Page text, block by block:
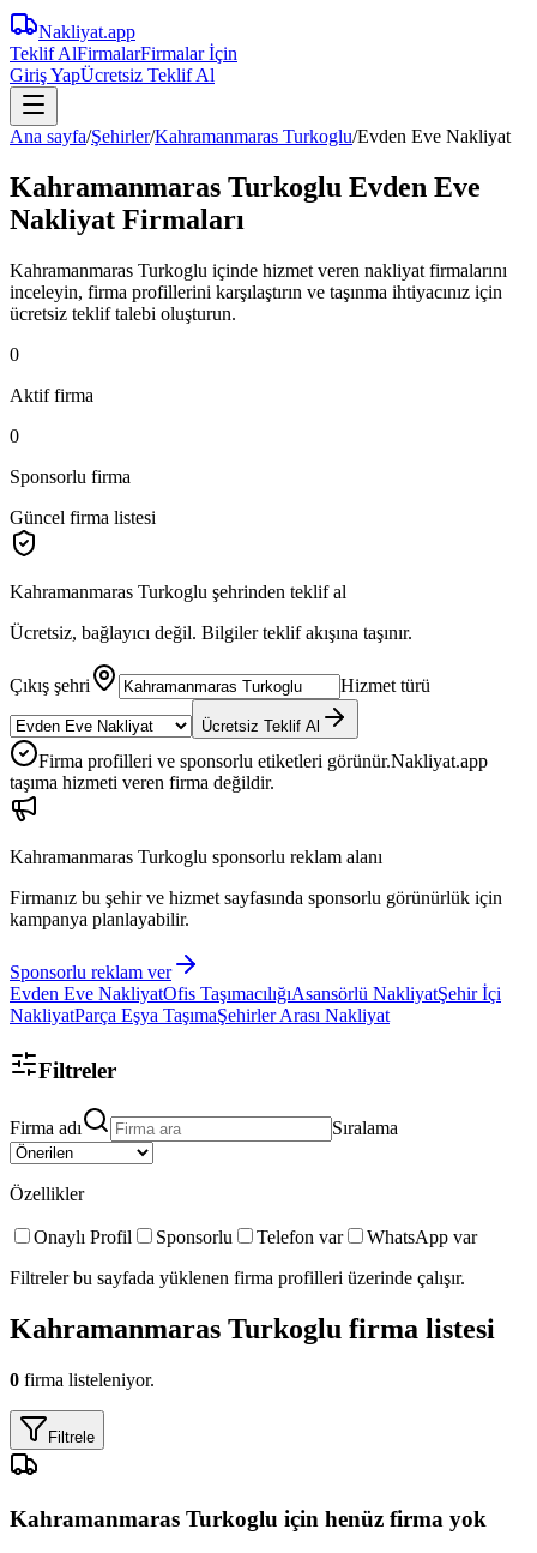
Nakliyat.app
Teklif AlFirmalarFirmalar İçin
Giriş YapÜcretsiz Teklif Al
Ana sayfa/Şehirler/Kahramanmaras Turkoglu/Evden Eve Nakliyat
Kahramanmaras Turkoglu Evden Eve
Nakliyat Firmaları
Kahramanmaras Turkoglu içinde hizmet veren nakliyat firmalarını
inceleyin, firma profillerini karşılaştırın ve taşınma ihtiyacınız için
ücretsiz teklif talebi oluşturun.
0
Aktif firma
0
Sponsorlu firma
Güncel firma listesi
Kahramanmaras Turkoglu şehrinden teklif al
Ücretsiz, bağlayıcı değil. Bilgiler teklif akışına taşınır.
Çıkış şehri Hizmet türü
Ücretsiz Teklif Al
Firma profilleri ve sponsorlu etiketleri görünür.Nakliyat.app
taşıma hizmeti veren firma değildir.
Kahramanmaras Turkoglu sponsorlu reklam alanı
Firmanız bu şehir ve hizmet sayfasında sponsorlu görünürlük için
kampanya planlayabilir.
Sponsorlu reklam ver
Evden Eve NakliyatOfis TaşımacılığıAsansörlü NakliyatŞehir İçi
NakliyatParça Eşya TaşımaŞehirler Arası Nakliyat
Filtreler
Firma adı Sıralama
Özellikler
Onaylı Profil Sponsorlu Telefon var
WhatsApp var
Filtreler bu sayfada yüklenen firma profilleri üzerinde çalışır.
Kahramanmaras Turkoglu firma listesi
0 firma listeleniyor.
Filtrele
Kahramanmaras Turkoglu için henüz firma yok